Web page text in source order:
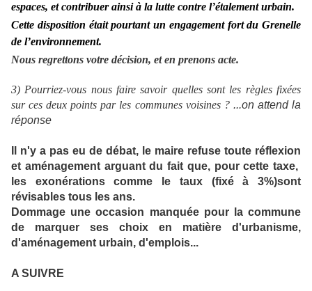
espaces, et contribuer ainsi à la lutte contre l’étalement urbain.
Cette disposition était pourtant un engagement fort du Grenelle
de l’environnement.
Nous regrettons votre décision, et en prenons acte.
3) Pourriez-vous nous faire savoir quelles sont les règles fixées
sur ces deux points par les communes voisines ?...on attend la
réponse
Il n'y a pas eu de débat, le maire refuse toute réflexion
et aménagement arguant du fait que, pour cette taxe,
les exonérations comme le taux (fixé à 3%)sont
révisables tous les ans.
Dommage une occasion manquée pour la commune
de marquer ses choix en matière d'urbanisme,
d'aménagement urbain, d'emplois...
A SUIVRE